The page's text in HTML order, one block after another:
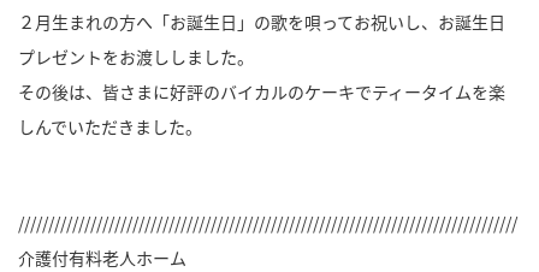
２月生まれの方へ「お誕生日」の歌を唄ってお祝いし、お誕生日
プレゼントをお渡ししました。
その後は、皆さまに好評のバイカルのケーキでティータイムを楽
しんでいただきました。
///////////////////////////////////////////////////////////////////////////////////
介護付有料老人ホーム